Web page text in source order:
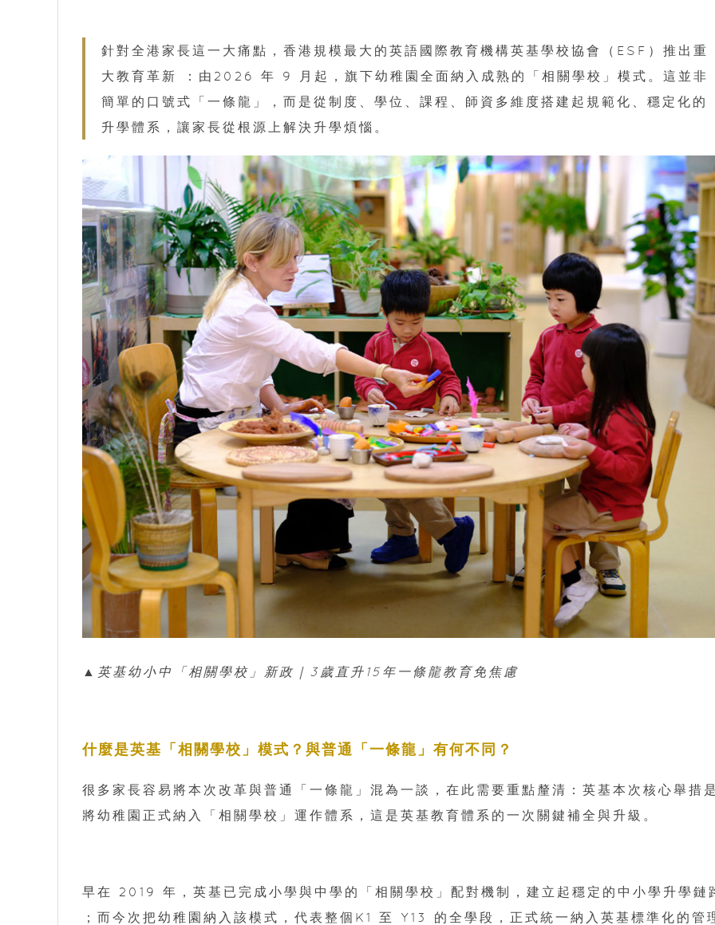
針對全港家長這一大痛點，香港規模最大的英語國際教育機構英基學校協會（ESF）推出重
大教育革新 ：由2026 年 9 月起，旗下幼稚園全面納入成熟的「相關學校」模式。這並非
簡單的口號式「一條龍」，而是從制度、學位、課程、師資多維度搭建起規範化、穩定化的
升學體系，讓家長從根源上解決升學煩惱。
▲英基幼小中「相關學校」新政｜3歲直升15年一條龍教育免焦慮
什麼是英基「相關學校」模式？與普通「一條龍」有何不同？
很多家長容易將本次改革與普通「一條龍」混為一談，在此需要重點釐清：英基本次核心舉措
將幼稚園正式納入「相關學校」運作體系，這是英基教育體系的一次關鍵補全與升級。
早在 2019 年，英基已完成小學與中學的「相關學校」配對機制，建立起穩定的中小學升學鏈
；而今次把幼稚園納入該模式，代表整個K1 至 Y13 的全學段，正式統一納入英基標準化的管